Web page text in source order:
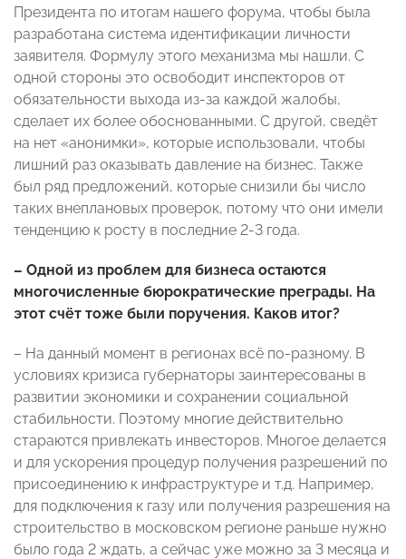
Президента по итогам нашего форума, чтобы была
разработана система идентификации личности
заявителя. Формулу этого механизма мы нашли. С
одной стороны это освободит инспекторов от
обязательности выхода из-за каждой жалобы,
сделает их более обоснованными. С другой, сведёт
на нет «анонимки», которые использовали, чтобы
лишний раз оказывать давление на бизнес. Также
был ряд предложений, которые снизили бы число
таких внеплановых проверок, потому что они имели
тенденцию к росту в последние 2-3 года.
– Одной из проблем для бизнеса остаются
многочисленные бюрократические преграды. На
этот счёт тоже были поручения. Каков итог?
– На данный момент в регионах всё по-разному. В
условиях кризиса губернаторы заинтересованы в
развитии экономики и сохранении социальной
стабильности. Поэтому многие действительно
стараются привлекать инвесторов. Многое делается
и для ускорения процедур получения разрешений по
присоединению к инфраструктуре и т.д. Например,
для подключения к газу или получения разрешения на
строительство в московском регионе раньше нужно
было года 2 ждать, а сейчас уже можно за 3 месяца и